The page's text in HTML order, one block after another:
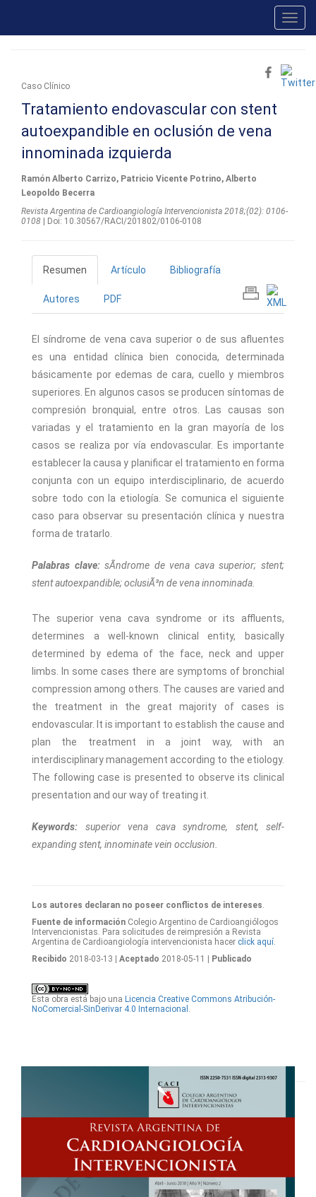
Caso Clínico
Tratamiento endovascular con stent
autoexpandible en oclusión de vena
innominada izquierda
Ramón Alberto Carrizo, Patricio Vicente Potrino, Alberto
Leopoldo Becerra
Revista Argentina de Cardioangiologí­a Intervencionista 2018;(02): 0106-
0108 | Doi: 10.30567/RACI/201802/0106-0108
Resumen Artículo Bibliografía
Autores PDF
El síndrome de vena cava superior o de sus afluentes
es una entidad clínica bien conocida, determinada
básicamente por edemas de cara, cuello y miembros
superiores. En algunos casos se producen síntomas de
compresión bronquial, entre otros. Las causas son
variadas y el tratamiento en la gran mayoría de los
casos se realiza por vía endovascular. Es importante
establecer la causa y planificar el tratamiento en forma
conjunta con un equipo interdisciplinario, de acuerdo
sobre todo con la etiología. Se comunica el siguiente
caso para observar su presentación clínica y nuestra
forma de tratarlo.
Palabras clave:sÃ­ndrome de vena cava superior; stent;
stent autoexpandible; oclusiÃ³n de vena innominada.
The superior vena cava syndrome or its affluents,
determines a well-known clinical entity, basically
determined by edema of the face, neck and upper
limbs. In some cases there are symptoms of bronchial
compression among others. The causes are varied and
the treatment in the great majority of cases is
endovascular. It is important to establish the cause and
plan the treatment in a joint way, with an
interdisciplinary management according to the etiology.
The following case is presented to observe its clinical
presentation and our way of treating it.
Keywords: superior vena cava syndrome, stent, self-
expanding stent, innominate vein occlusion.
Los autores declaran no poseer conflictos de intereses.
Fuente de información Colegio Argentino de Cardioangiólogos
Intervencionistas. Para solicitudes de reimpresión a Revista
Argentina de Cardioangiología intervencionista hacer click aquí.
Recibido 2018-03-13 | Aceptado 2018-05-11 | Publicado
Esta obra está bajo una Licencia Creative Commons Atribución-
NoComercial-SinDerivar 4.0 Internacional .